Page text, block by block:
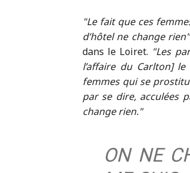
Le fait que ces
d’hôtel ne change rien
dans le Loiret.
Les
l’affaire du Carlton]
femmes qui se
par se dire, acculées
change rien.
ON NE